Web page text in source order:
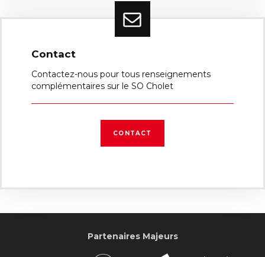
Contact
Contactez-nous pour tous renseignements
complémentaires sur le SO Cholet
CONTACT
Partenaires Majeurs